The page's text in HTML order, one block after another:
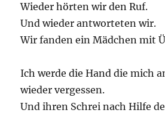
Wieder hörten wir den Ruf.
Und wieder antworteten wir.
Wir fanden ein Mädchen mit
Ich werde die Hand die mich
wieder vergessen.
Und ihren Schrei nach Hilfe